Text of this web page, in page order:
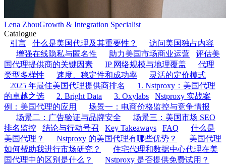
Lena ZhouGrowth & Integration Specialist
Catalogue
引言
什么是美国代理及其重要性？
访问美国独占内容
增强在线隐私与匿名性
助力美国市场商业运营
评估美
国代理提供商的关键因素
IP 网络规模与地理覆盖
代理
类型多样性
速度、稳定性和成功率
灵活的定价模式
2025 年最佳美国代理提供商排名
1. Nstproxy：美国代理
的卓越之选
2. Bright Data 3. Oxylabs
Nstproxy 实战案
例：美国代理的应用
场景一：电商价格监控与竞争情报
场景二：广告验证与品牌安全
场景三：美国市场 SEO
排名监控
结论与行动号召 Key Takeaways FAQ
什么是
美国代理？
Nstproxy 的美国代理有哪些优势？
美国代理
如何帮助我进行市场研究？
住宅代理和数据中心代理在美
国代理中的区别是什么？
Nstproxy 是否提供免费试用？